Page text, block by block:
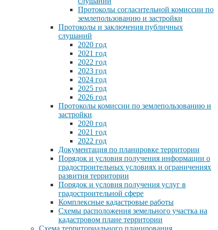
Протоколы согласительной комиссии по
землепользованию и застройки
Протоколы и заключения публичных
слушаний
2020 год
2021 год
2022 год
2023 год
2024 год
2025 год
2026 год
Протоколы комиссии по землепользованию и
застройки
2020 год
2021 год
2022 год
Документация по планировке территории
Порядок и условия получения информации о
градостроительных условиях и ограничениях
развития территории
Порядок и условия получения услуг в
градостроительной сфере
Комплексные кадастровые работы
Схемы расположения земельного участка на
кадастровом плане территории